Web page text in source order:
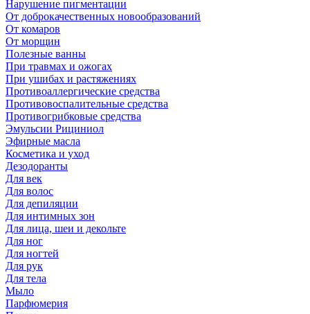
Нарушение пигментации
От доброкачественных новообразований
От комаров
От морщин
Полезные ванны
При травмах и ожогах
При ушибах и растяжениях
Противоаллергические средства
Противовоспалительные средства
Противогрибковые средства
Эмульсии Рициниол
Эфирные масла
Косметика и уход
Дезодоранты
Для век
Для волос
Для депиляции
Для интимных зон
Для лица, шеи и декольте
Для ног
Для ногтей
Для рук
Для тела
Мыло
Парфюмерия